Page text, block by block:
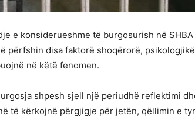
e konsiderueshme të burgosurish në SHBA
përfshin disa faktorë shoqërorë,
në këtë fenomen.
shpesh sjell një periudhë reflektimi
të kërkojnë përgjigje për jetën, qëllimin e